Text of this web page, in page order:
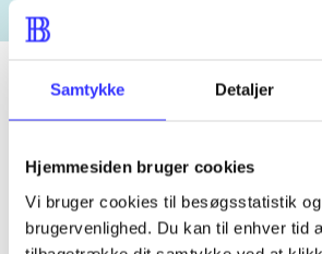
Samtykke Detaljer
Hjemmesiden bruger cookies
Vi bruger cookies til besøgsstatistik
brugervenlighed. Du kan til enhver tid
Artiklen er en del af
lorem ipsum dolor sit amet